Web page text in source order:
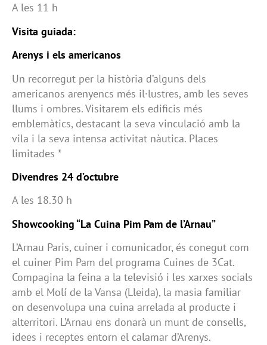
A les 11 h
Visita guiada:
Arenys i els americanos
Un recorregut per la història d’alguns dels
americanos arenyencs més il·lustres, amb les seves
llums i ombres. Visitarem els edificis més
emblemàtics, destacant la seva vinculació amb la
vila i la seva intensa activitat nàutica. Places
limitades *
Divendres 24 d’octubre
A les 18.30 h
Showcooking “La Cuina Pim Pam de l’Arnau”
L’Arnau Paris, cuiner i comunicador, és conegut com
el cuiner Pim Pam del programa Cuines de 3Cat.
Compagina la feina a la televisió i les xarxes socials
amb el Molí de la Vansa (Lleida), la masia familiar
on desenvolupa una cuina arrelada al producte i
alterritori. L’Arnau ens donarà un munt de consells,
idees i receptes entorn el calamar d’Arenys.